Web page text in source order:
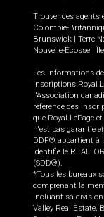
Trouver des agents
Colombie-
Brunswick
Terre-
Nouvelle-Écosse
Les informations
inscriptions Royal
l'Association
référence des
que Royal LePage
n'est pas garantie
DDF® appartient à
identifie le
(SDD®).
*Tous les bureaux
comprenant la
incluant sa division
Valley Real Estate,